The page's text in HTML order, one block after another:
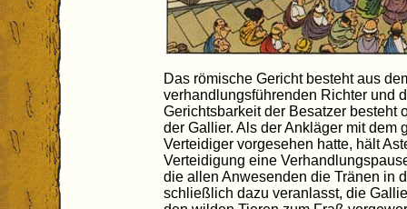
Das römische Gericht besteht aus
verhandlungsführenden Richter und
Gerichtsbarkeit der Besatzer besteht
der Gallier. Als der Ankläger mit dem
Verteidiger vorgesehen hatte, hält
Verteidigung eine
die allen Anwesenden die Tränen in
schließlich dazu veranlasst, die